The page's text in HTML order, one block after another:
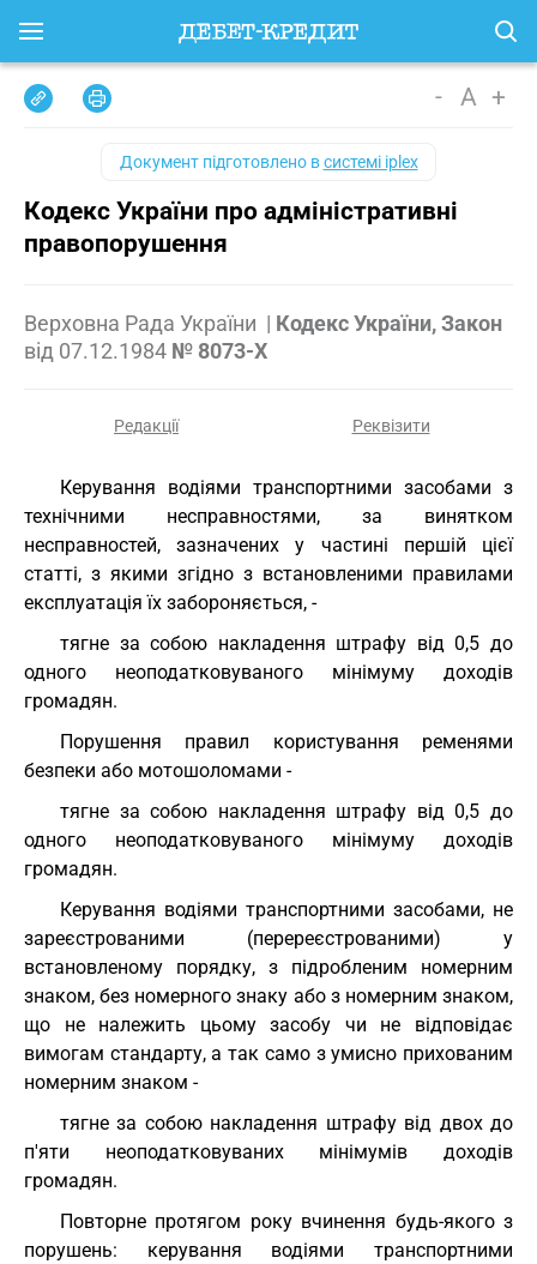
- A +
Документ підготовлено всистемі iplex
Кодекс України про адміністративні
правопорушення
Верховна Рада України | Кодекс України, Закон
від 07.12.1984 № 8073-X
Редакції Реквізити
Керування водіями транспортними засобами з
технічними несправностями, за винятком
несправностей, зазначених у частині першій цієї
статті, з якими згідно з встановленими правилами
експлуатація їх забороняється, -
тягне за собою накладення штрафу від 0,5 до
одного неоподатковуваного мінімуму доходів
громадян.
Порушення правил користування ременями
безпеки або мотошоломами -
тягне за собою накладення штрафу від 0,5 до
одного неоподатковуваного мінімуму доходів
громадян.
Керування водіями транспортними засобами, не
зареєстрованими (перереєстрованими) у
встановленому порядку, з підробленим номерним
знаком, без номерного знаку або з номерним знаком,
що не належить цьому засобу чи не відповідає
вимогам стандарту, а так само з умисно прихованим
номерним знаком -
тягне за собою накладення штрафу від двох до
п'яти неоподатковуваних мінімумів доходів
громадян.
Повторне протягом року вчинення будь-якого з
порушень: керування водіями транспортними